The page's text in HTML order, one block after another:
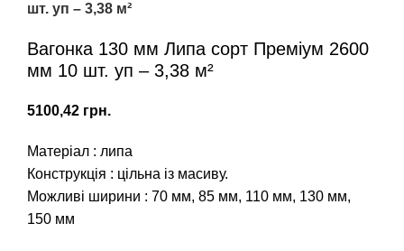
шт. уп – 3,38 м²
Вагонка 130 мм Липа сорт Преміум 2600
мм 10 шт. уп – 3,38 м²
грн.
Матеріал : липа
Конструкція : цільна із масиву.
Можливі ширини : 70 мм, 85 мм, 110 мм, 130 мм,
150 мм